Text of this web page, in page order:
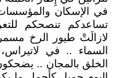
في الإسكان
تساعدكم تنصحكم
لازالَتْ طيور الرخ
السماء .. في
الخلق بالمجان ..